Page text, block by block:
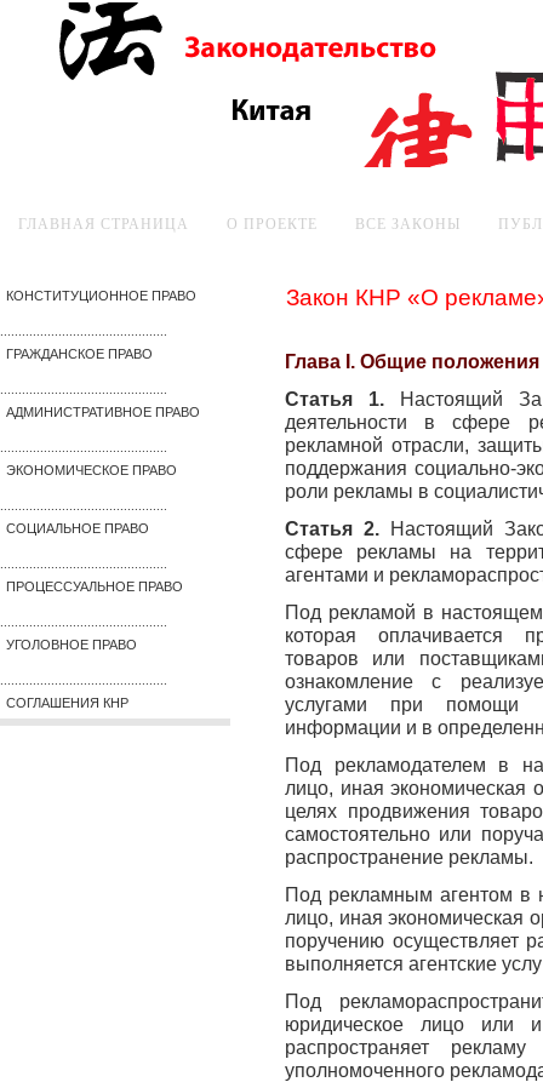
ГЛАВНАЯ СТРАНИЦА О ПРОЕКТЕ ВСЕ ЗАКОНЫ
КОНСТИТУЦИОННОЕ ПРАВО
ГРАЖДАНСКОЕ ПРАВО
АДМИНИСТРАТИВНОЕ ПРАВО
ЭКОНОМИЧЕСКОЕ ПРАВО
СОЦИАЛЬНОЕ ПРАВО
ПРОЦЕССУАЛЬНОЕ ПРАВО
УГОЛОВНОЕ ПРАВО
СОГЛАШЕНИЯ КНР
Закон КНР «О
Глава I. Общие положения
Статья 1. Настоящий
деятельности в сфере
рекламной отрасли,
поддержания социально-
роли рекламы в
Статья 2. Настоящий
сфере рекламы на
агентами и
Под рекламой в
которая оплачивается
товаров или
ознакомление с
услугами при помощи
информации и в
Под рекламодателем в
лицо, иная экономическая
целях продвижения
самостоятельно или
распространение рекламы.
Под рекламным агентом в
лицо, иная экономическая
поручению осуществляет
выполняется агентские
Под
юридическое лицо или
распространяет
уполномоченного